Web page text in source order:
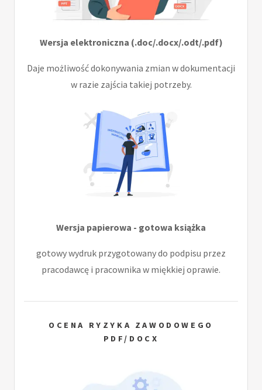
Wersja elektroniczna (.doc/.docx/.odt/.pdf)
Daje możliwość dokonywania zmian w dokumentacji
w razie zajścia takiej potrzeby.
Wersja papierowa - gotowa książka
gotowy wydruk przygotowany do podpisu przez
pracodawcę i pracownika w miękkiej oprawie.
OCENA RYZYKA ZAWODOWEGO
PDF/DOCX